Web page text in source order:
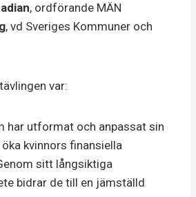
, ordförande MÄN
, vd Sveriges Kommuner och
var:
har utformat och anpassat sin
kvinnors finansiella
sitt långsiktiga
bidrar de till en jämställd